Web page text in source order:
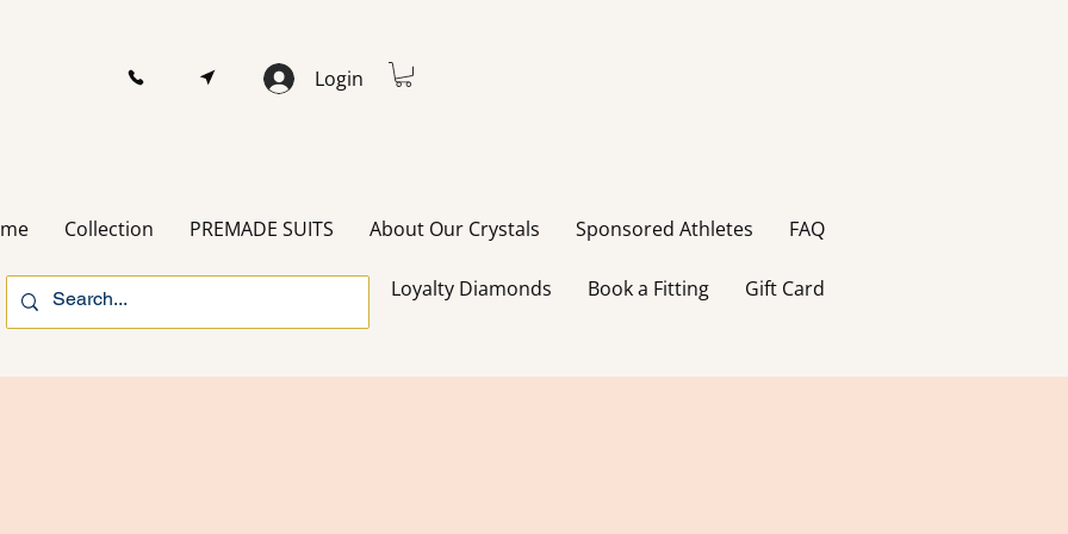
Login
Collection PREMADE SUITS About Our Crystals Sponsored Athletes FAQ
Loyalty Diamonds Book a Fitting Gift Card